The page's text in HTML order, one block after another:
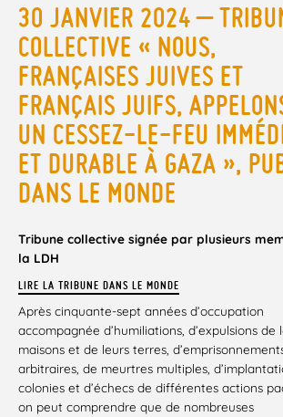
30 JANVIER 2024 –
COLLECTIVE « NOUS,
FRANÇAISES JUIVES ET
FRANÇAIS JUIFS,
UN CESSEZ-LE-FEU
ET DURABLE À GAZA »,
DANS LE MONDE
Tribune collective signée par plusieurs
la LDH
LIRE LA TRIBUNE DANS LE MONDE
Après cinquante-sept années d’occupation
accompagnée d’humiliations, d’expulsions de
maisons et de leurs terres,
arbitraires, de meurtres multiples,
colonies et d’échecs de différentes actions
on peut comprendre que de nombreuses